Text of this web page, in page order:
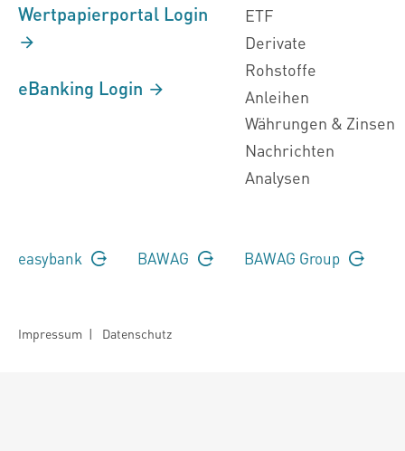
Wertpapierportal Login
eBanking Login
ETF
Derivate
Rohstoffe
Anleihen
Währungen & Zinsen
Nachrichten
Analysen
easybank BAWAG BAWAG Group
Impressum | Datenschutz